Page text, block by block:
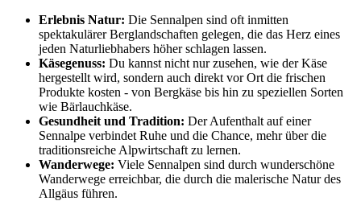
Erlebnis Natur: Die Sennalpen sind oft inmitten
spektakulärer Berglandschaften gelegen, die das Herz eines
jeden Naturliebhabers höher schlagen lassen.
Käsegenuss: Du kannst nicht nur zusehen, wie der Käse
hergestellt wird, sondern auch direkt vor Ort die frischen
Produkte kosten - von Bergkäse bis hin zu speziellen Sorten
wie Bärlauchkäse.
Gesundheit und Tradition: Der Aufenthalt auf einer
Sennalpe verbindet Ruhe und die Chance, mehr über die
traditionsreiche Alpwirtschaft zu lernen.
Wanderwege: Viele Sennalpen sind durch wunderschöne
Wanderwege erreichbar, die durch die malerische Natur des
Allgäus führen.